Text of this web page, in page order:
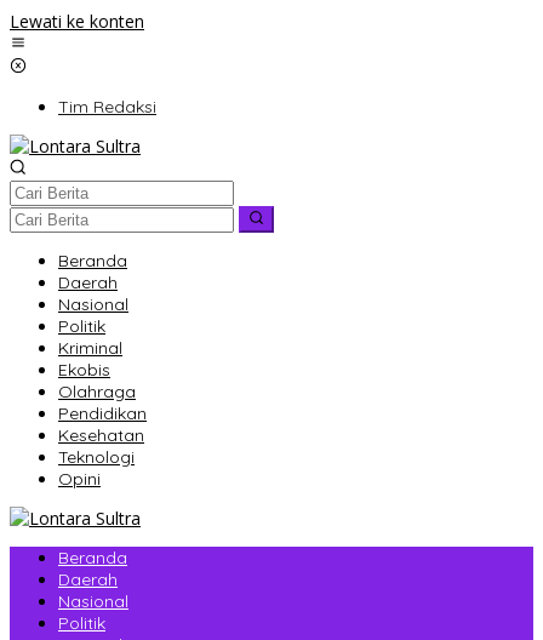
Lewati ke konten
Tim Redaksi
Beranda
Daerah
Nasional
Politik
Kriminal
Ekobis
Olahraga
Pendidikan
Kesehatan
Teknologi
Opini
Beranda
Daerah
Nasional
Politik